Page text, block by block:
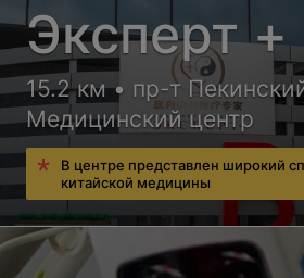
Эксперт +
15.2 км • пр-т
Медицинский центр
В центре представлен широкий
китайской медицины